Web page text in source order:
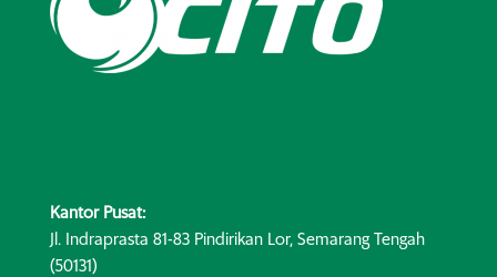
Kantor Pusat:
Jl. Indraprasta 81-83 Pindirikan Lor, Semarang Tengah
(50131)